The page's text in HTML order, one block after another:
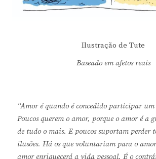
Ilustração de Tute
Baseado em afetos reais
“Amor é quando é concedido participar
Poucos querem o amor, porque o amor é a
de tudo o mais. E poucos suportam perder
ilusões. Há os que voluntariam para o
amor enriquecerá a vida pessoal. É o